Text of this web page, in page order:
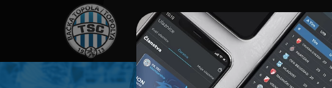
HOME SPONZORI NEWS GALERIJE